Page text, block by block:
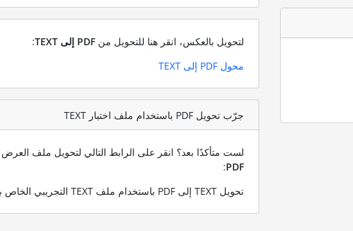
لتحويل بالعكس، انقر هنا للتحويل من PDF إلى TEXT
:
محول PDF إلى TEXT
جرّب تحويل PDF باستخدام ملف اختبار TEXT
لست متأكدًا بعد؟ انقر على الرابط التالي لتحويل ملف
PDF
:
تحويل TEXT إلى PDF باستخدام ملف TEXT التجريبي الخاص بنا